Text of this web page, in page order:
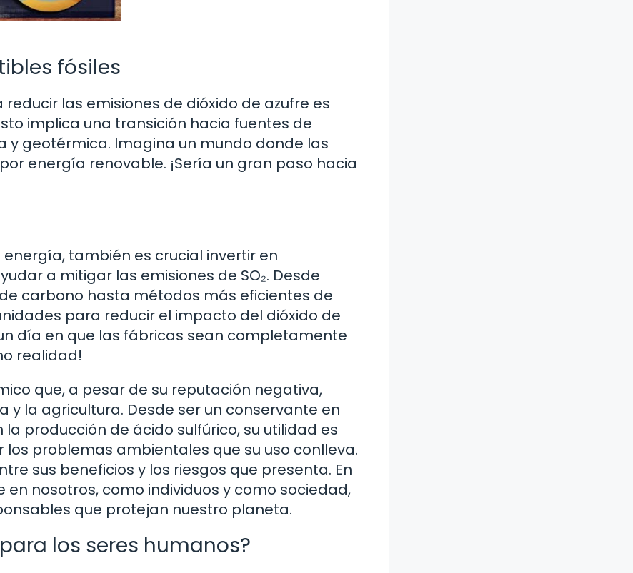
fósiles
las emisiones de dióxido de azufre es
implica una transición hacia fuentes de
y geotérmica. Imagina un mundo donde las
energía renovable. ¡Sería un gran paso hacia
también es crucial invertir en
a mitigar las emisiones de SO₂. Desde
carbono hasta métodos más eficientes de
para reducir el impacto del dióxido de
día en que las fábricas sean completamente
realidad!
que, a pesar de su reputación negativa,
y la agricultura. Desde ser un conservante en
producción de ácido sulfúrico, su utilidad es
problemas ambientales que su uso conlleva.
sus beneficios y los riesgos que presenta. En
nosotros, como individuos y como sociedad,
que protejan nuestro planeta.
los seres humanos?